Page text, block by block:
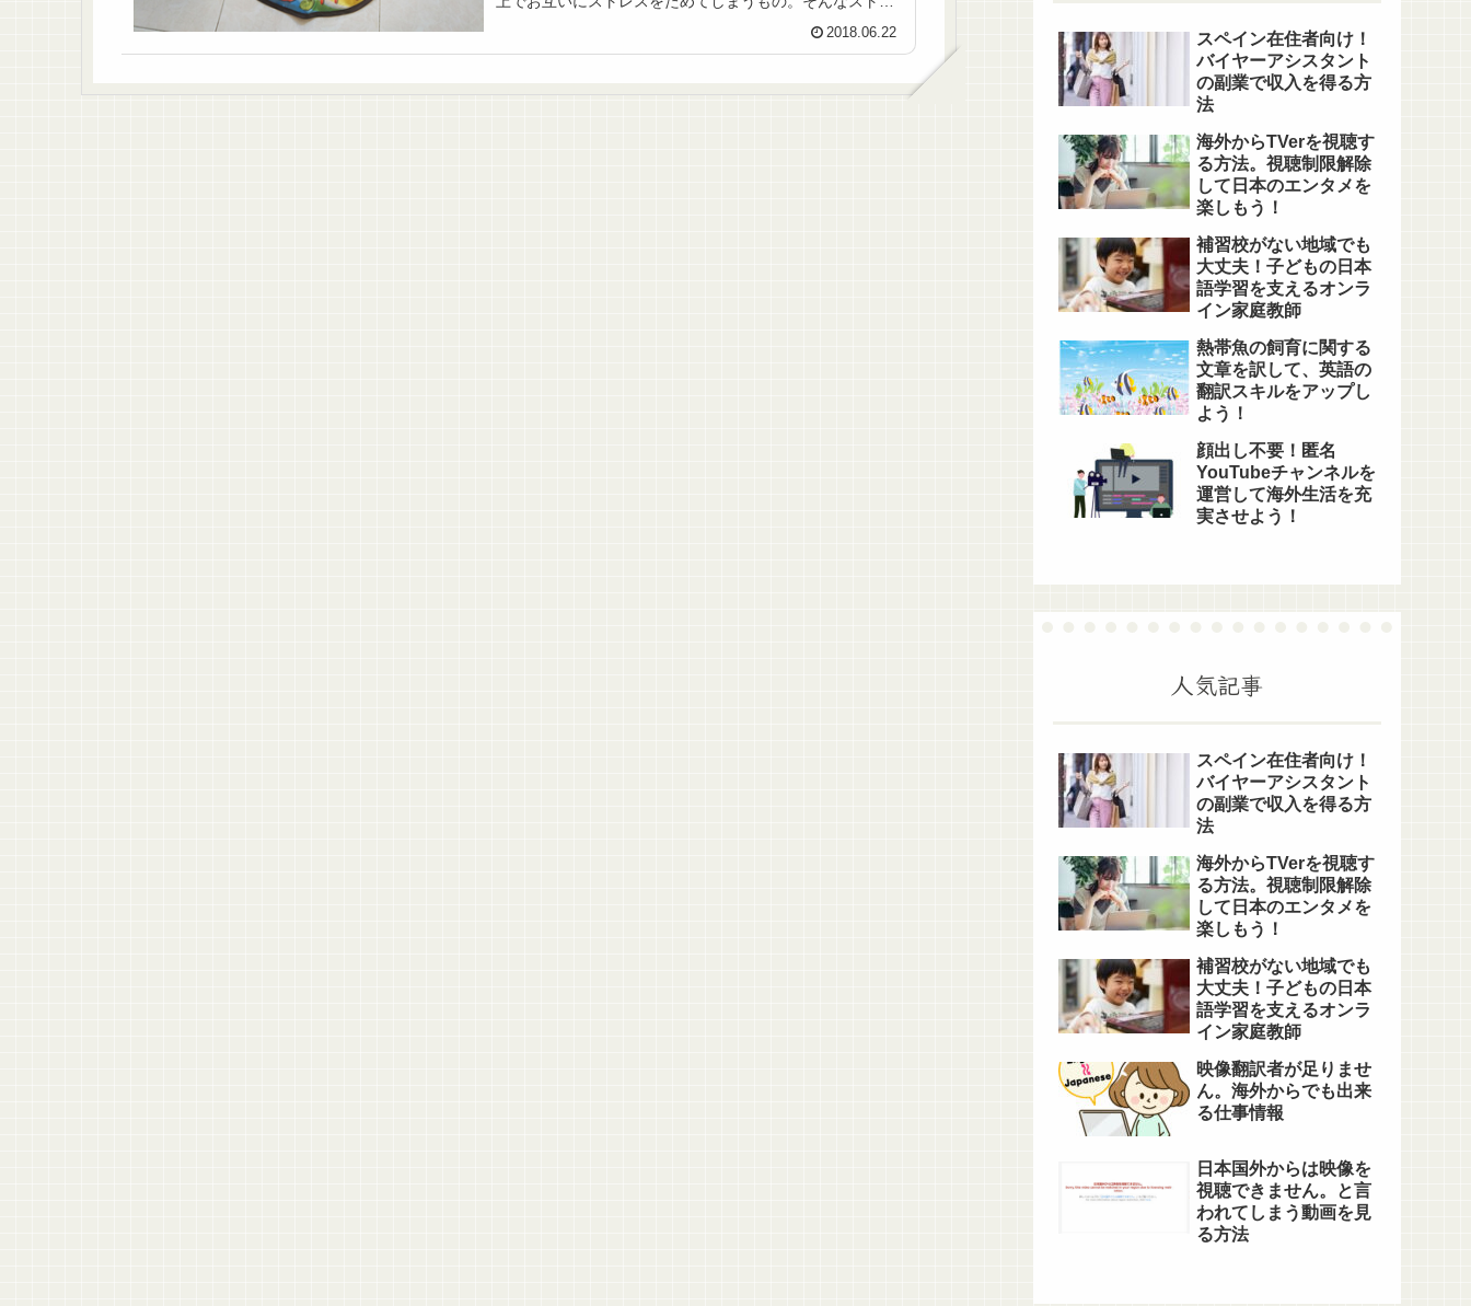
2018.06.22
スペイン在住者向け！
バイヤーアシスタント
の副業で収入を得る方
法
海外からTVerを視聴す
る方法。視聴制限解除
して日本のエンタメを
楽しもう！
補習校がない地域でも
大丈夫！子どもの日本
語学習を支えるオンラ
イン家庭教師
熱帯魚の飼育に関する
文章を訳して、英語の
翻訳スキルをアップし
よう！
顔出し不要！匿名
YouTubeチャンネルを
運営して海外生活を充
実させよう！
人気記事
スペイン在住者向け！
バイヤーアシスタント
の副業で収入を得る方
法
海外からTVerを視聴す
る方法。視聴制限解除
して日本のエンタメを
楽しもう！
補習校がない地域でも
大丈夫！子どもの日本
語学習を支えるオンラ
イン家庭教師
映像翻訳者が足りませ
ん。海外からでも出来
る仕事情報
日本国外からは映像を
視聴できません。と言
われてしまう動画を見
る方法